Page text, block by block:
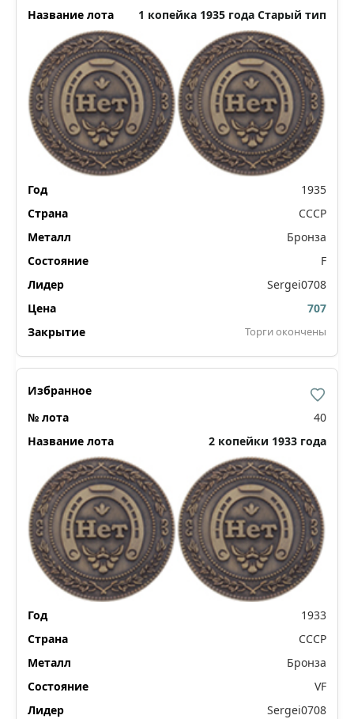
1 копейка 1935 года Старый тип
1935
СССР
Бронза
F
Sergei0708
707
Торги окончены
40
2 копейки 1933 года
1933
СССР
Бронза
VF
Sergei0708